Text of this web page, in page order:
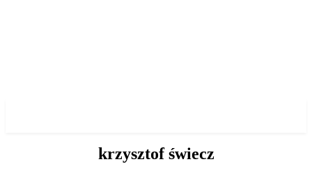
krzysztof świecz